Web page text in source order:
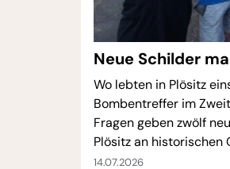
Neue Schilder
Wo lebten in Plösitz
Bombentreffer im
Fragen geben zwölf
Plösitz an historischen
14.07.2026